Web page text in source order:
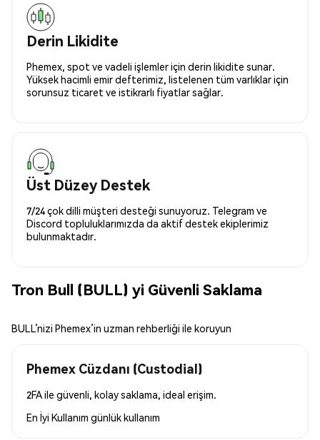
Derin Likidite
Phemex, spot ve vadeli işlemler için derin likidite sunar.
Yüksek hacimli emir defterimiz, listelenen tüm varlıklar için
sorunsuz ticaret ve istikrarlı fiyatlar sağlar.
Üst Düzey Destek
7/24 çok dilli müşteri desteği sunuyoruz. Telegram ve
Discord topluluklarımızda da aktif destek ekiplerimiz
bulunmaktadır.
Tron Bull (BULL) yi Güvenli Saklama
BULL’nizi Phemex’in uzman rehberliği ile koruyun
Phemex Cüzdanı (Custodial)
2FA ile güvenli, kolay saklama, ideal erişim.
En İyi Kullanım günlük kullanım